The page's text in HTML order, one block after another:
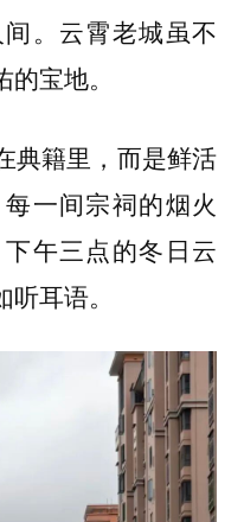
。 云霄老城虽不
宝地。
典籍里，而是鲜活
一间宗祠的烟火
午三点的冬日云
耳语。